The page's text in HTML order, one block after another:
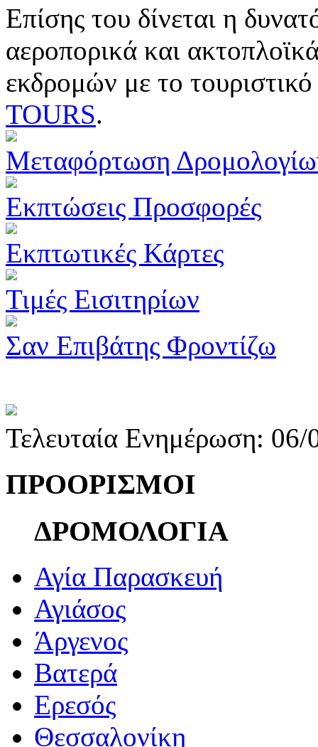
Επίσης του δίνεται η
αεροπορικά και
εκδρομών με το
TOURS.
Μεταφόρτωση
Εκπτώσεις Προσφορές
Εκπτωτικές Κάρτες
Τιμές Εισιτηρίων
Σαν Επιβάτης Φροντίζω
Τελευταία Ενημέρωση:
ΠΡΟΟΡΙΣΜΟΙ
ΔΡΟΜΟΛΟΓΙΑ
Αγία Παρασκευή
Αγιάσος
Άργενος
Βατερά
Ερεσός
Θεσσαλονίκη